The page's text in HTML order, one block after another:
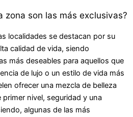
zona son las más exclusivas?
localidades se destacan por su
calidad de vida, siendo
más deseables para aquellos que
de lujo o un estilo de vida más
ofrecer una mezcla de belleza
nivel, seguridad y una
algunas de las más